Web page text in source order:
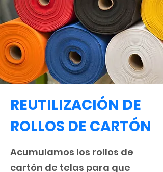
REUTILIZACIÓN DE
ROLLOS DE CARTÓN
Acumulamos los rollos de
cartón de telas para que